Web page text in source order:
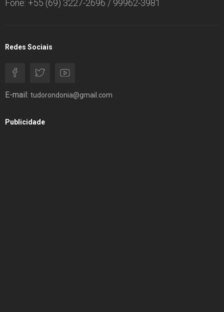
Fone: +55 (69) 3227-2696 / 99962-3981
Redes Sociais
E-mail: tudorondonia@gmail.com
Publicidade